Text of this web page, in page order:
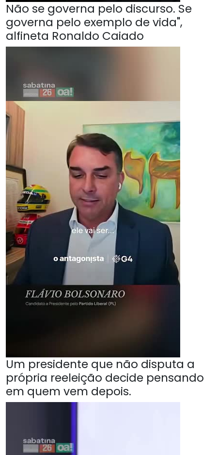
Não se governa pelo discurso. Se
governa pelo exemplo de vida",
alfineta Ronaldo Caiado
Um presidente que não disputa a
própria reeleição decide pensando
em quem vem depois.